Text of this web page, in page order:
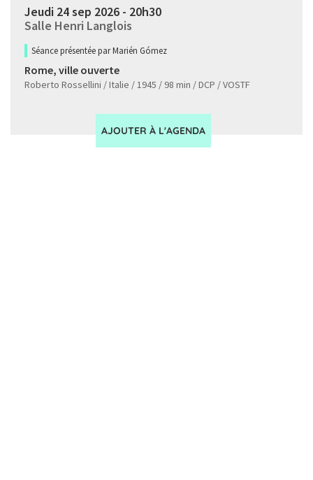
Jeudi 24 sep 2026 - 20h30
Salle Henri Langlois
Séance présentée par Marién Gómez
Rome, ville ouverte
Roberto Rossellini / Italie / 1945 / 98 min / DCP / VOSTF
AJOUTER À L'AGENDA